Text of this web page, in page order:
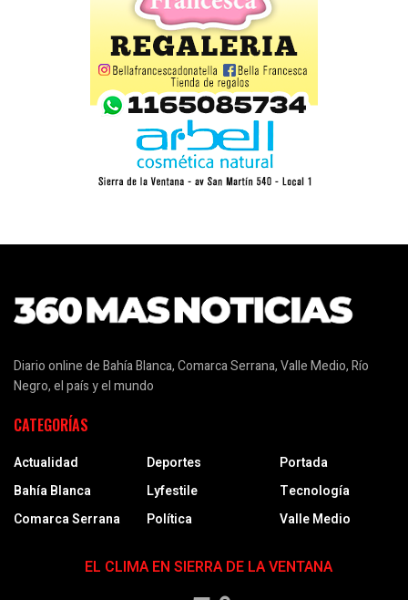
Diario online de Bahía Blanca, Comarca Serrana, Valle Medio, Río
Negro, el país y el mundo
CATEGORÍAS
Actualidad
Bahía Blanca
Comarca Serrana
Deportes
Lyfestile
Política
Portada
Tecnología
Valle Medio
EL CLIMA EN SIERRA DE LA VENTANA